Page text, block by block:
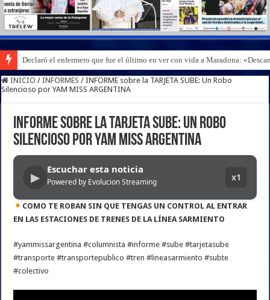
Declaró el enfermero que fue el último en ver con vida a Maradona:
Juicio por Loan: un perito confirmó que había rastros del nene en los autos
INICIO / INFORMES / INFORME sobre la TARJETA SUBE: Un Robo
Silencioso por YAM MISS ARGENTINA
INFORME sobre la TARJETA SUBE: Un Robo
Silencioso por YAM MISS ARGENTINA
▶
Escuchar esta noticia
Powered by Evolucion Streaming x1
COMO TE ROBAN SIN QUE TENGAS UN CONTROL AL ENTRAR
EN LAS ESTACIONES DE TRENES DE LA LÍNEA SARMIENTO
#yammissargentina #columnista #informe #sube #tarjetasube
#transporte #transportepublico #tren #lineasarmiento #subte
#colectivo